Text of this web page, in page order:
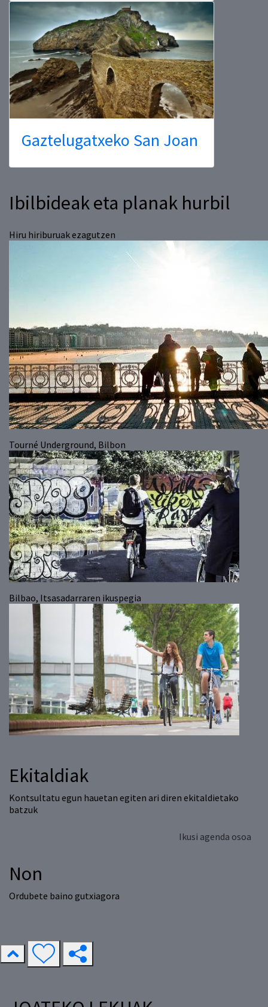
Gaztelugatxeko San Joan
Ibilbideak eta planak hurbil
Hiru hiriburuak ezagutzen
Tourné Underground, Bilbon
Bilbao, Itsasadarraren ikuspegia
Ekitaldiak
Kontsultatu egun hauetan egiten ari diren ekitaldietako
batzuk
Ikusi agenda osoa
Non
Ordubete baino gutxiagora